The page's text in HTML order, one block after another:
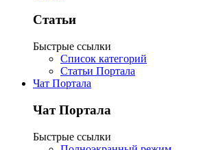
Статьи
Быстрые ссылки
Список категорий
Статьи Портала
Чат Портала
Чат Портала
Быстрые ссылки